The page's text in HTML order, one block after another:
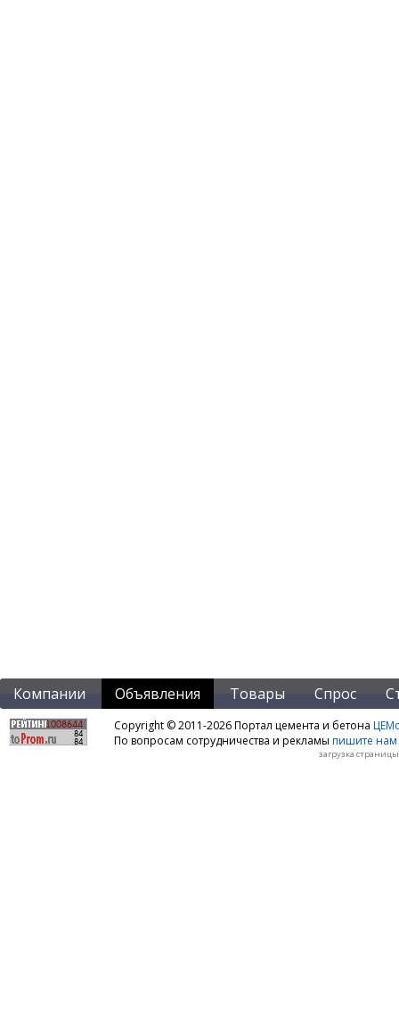
Компании Объявления Товары Спрос
Copyright © 2011-2026 Портал цемента и бетона
По вопросам сотрудничества и рекламы пишите нам
загрузка